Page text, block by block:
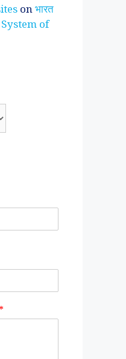
onभारत
System of
*